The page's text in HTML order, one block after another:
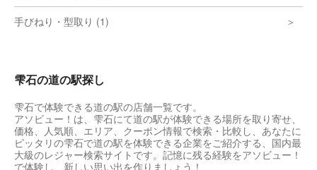
手びねり・型取り (1)
雫石の道の駅探し
雫石で体験できる道の駅の店舗一覧です。
アソビュー！は、雫石にて道の駅が体験できる場所を取り寄せ、
価格、人気順、エリア、クーポン情報で検索・比較し、あなたに
ピッタリの雫石で道の駅を体験できる企業をご紹介する、国内最
大級のレジャー検索サイトです。記憶に残る経験をアソビュー！
で体験し、新しい思い出を作りましょう！